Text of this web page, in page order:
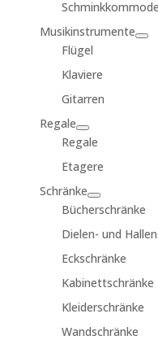
Schminkkommode
Musikinstrumente
Flügel
Klaviere
Gitarren
Regale
Regale
Etagere
Schränke
Bücherschränke
Dielen- und
Eckschränke
Kabinettschränke
Kleiderschränke
Wandschränke